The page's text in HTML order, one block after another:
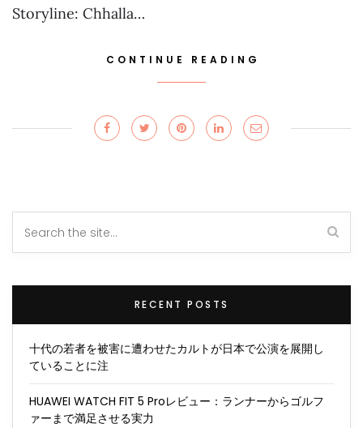
Storyline: Chhalla…
CONTINUE READING
RECENT POSTS
十代の若者を被害に遭わせたカルトが日本で公演を展開し
ていることに注
HUAWEI WATCH FIT 5 Proレビュー：ランナーからゴルフ
ァーまで満足させる実力